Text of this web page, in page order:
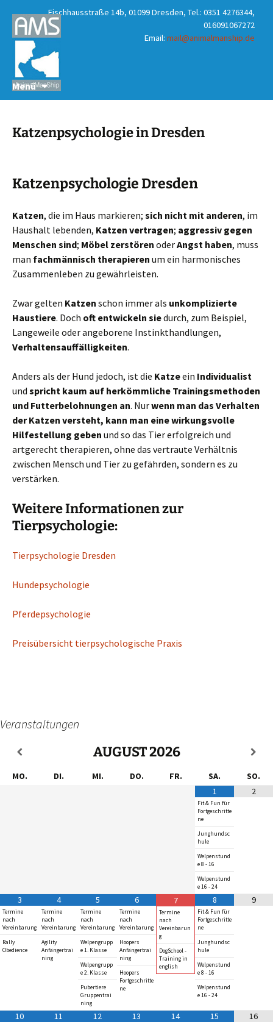
Fischhausstraße 14b, 01099 Dresden, Tel.: 0351 4276344,
016091067272
Email: mail@animalmanship.de
Menü
Zum
Inhalt
Katzenpsychologie in Dresden
Katzenpsychologie Dresden
Katzen, die im Haus markieren; sich nicht mit anderen, im
Haushalt lebenden, Katzen vertragen; aggressiv gegen
Menschen sind; Möbel zerstören oderAngst haben, muss
man fachmännisch therapieren um ein harmonisches
Zusammenleben zu gewährleisten.
Zwar gelten Katzen schon immer als unkomplizierte
Haustiere. Doch oft entwickeln siedurch, zum Beispiel,
Langeweile oder angeborene Instinkthandlungen,
Verhaltensauffälligkeiten.
Anders als der Hund jedoch, ist die Katzeein Individualist
und spricht kaum auf herkömmliche Trainingsmethoden
und Futterbelohnungen an. Nurwenn man das Verhalten
der Katzen versteht, kann man eine wirkungsvolle
Hilfestellung geben und so das Tier erfolgreich und
artgerecht therapieren, ohne das vertraute Verhältnis
zwischen Mensch und Tier zu gefährden, sondern es zu
verstärken.
Weitere Informationen zur
Tierpsychologie:
Tierpsychologie Dresden
Hundepsychologie
Pferdepsychologie
Preisübersicht tierpsychologische Praxis
Veranstaltungen
AUGUST2026
MO. DI. MI. DO. FR. SA.
SO.
1
Fit & Fun für
Fortgeschritte
ne
Junghundsc
hule
Welpenstund
e 8 - 16
Welpenstund
e 16 - 24
2
3
Termine
nach
Vereinbarung
Rally
Obedience
4
Termine
nach
Vereinbarung
Agility
Anfängertrai
ning
5
Termine
nach
Vereinbarung
Welpengrupp
e 1. Klasse
Welpengrupp
e 2. Klasse
Pubertiere
Gruppentrai
ning
6
Termine
nach
Vereinbarung
Hoopers
Anfängertrai
ning
Hoopers
Fortgeschritte
ne
7
Termine
nach
Vereinbarun
g
DogSchool -
Training in
english
8
Fit & Fun für
Fortgeschritte
ne
Junghundsc
hule
Welpenstund
e 8 - 16
Welpenstund
e 16 - 24
9
10 11 12 13 14 15 16